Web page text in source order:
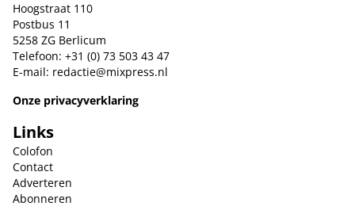
Hoogstraat 110
Postbus 11
5258 ZG Berlicum
Telefoon: +31 (0) 73 503 43 47
E-mail: redactie@mixpress.nl
Onze privacyverklaring
Links
Colofon
Contact
Adverteren
Abonneren